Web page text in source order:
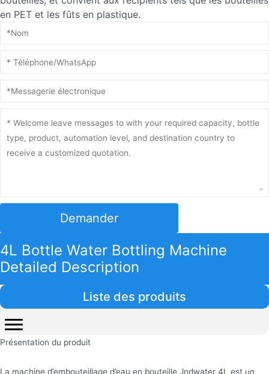
en PET et les fûts en plastique.
Demander
4L Bottle Water Bottling Machine
Detailed Description
Présentation du produit
La machine d’embouteillage d’eau en bouteille Jndwater 4L est un
Liste des produits